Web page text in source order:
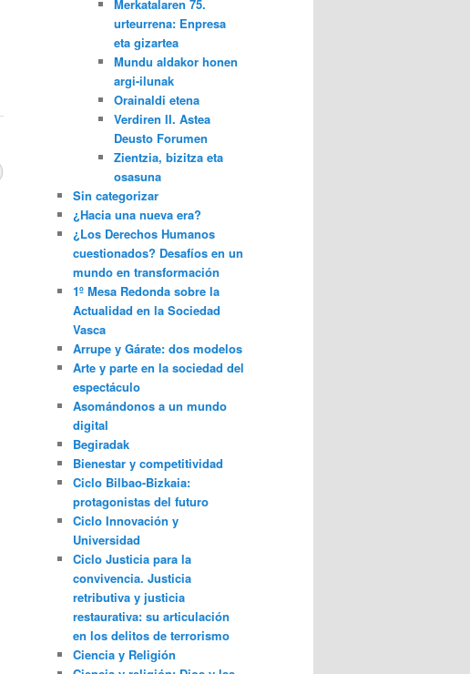
Merkatalaren 75.
urteurrena: Enpresa
eta gizartea
Mundu aldakor honen
argi-ilunak
Orainaldi etena
Verdiren II. Astea
Deusto Forumen
Zientzia, bizitza eta
osasuna
Sin categorizar
¿Hacia una nueva era?
¿Los Derechos Humanos
cuestionados? Desafíos en un
mundo en transformación
1º Mesa Redonda sobre la
Actualidad en la Sociedad
Vasca
Arrupe y Gárate: dos modelos
Arte y parte en la sociedad del
espectáculo
Asomándonos a un mundo
digital
Begiradak
Bienestar y competitividad
Ciclo Bilbao-Bizkaia:
protagonistas del futuro
Ciclo Innovación y
Universidad
Ciclo Justicia para la
convivencia. Justicia
retributiva y justicia
restaurativa: su articulación
en los delitos de terrorismo
Ciencia y Religión